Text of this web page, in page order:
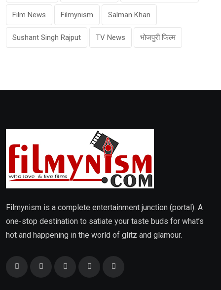
Film News Filmynism Salman Khan
Sushant Singh Rajput TV News भोजपुरी फिल्म
Filmynism is a complete entertainment junction (portal). A
one-stop destination to satiate your taste buds for what’s
hot and happening in the world of glitz and glamour.